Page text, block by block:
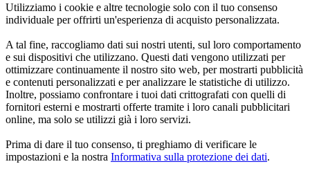
Utilizziamo i cookie e altre tecnologie solo con il tuo consenso
individuale per offrirti un'esperienza di acquisto personalizzata.
A tal fine, raccogliamo dati sui nostri utenti, sul loro comportamento
e sui dispositivi che utilizzano. Questi dati vengono utilizzati per
ottimizzare continuamente il nostro sito web, per mostrarti pubblicità
e contenuti personalizzati e per analizzare le statistiche di utilizzo.
Inoltre, possiamo confrontare i tuoi dati crittografati con quelli di
fornitori esterni e mostrarti offerte tramite i loro canali pubblicitari
online, ma solo se utilizzi già i loro servizi.
Prima di dare il tuo consenso, ti preghiamo di verificare le
impostazioni e la nostra Informativa sulla protezione dei dati.